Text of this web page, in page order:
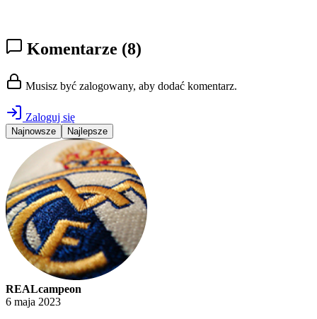
Komentarze (8)
Musisz być zalogowany, aby dodać komentarz.
Zaloguj się
Najnowsze Najlepsze
REALcampeon
6 maja 2023